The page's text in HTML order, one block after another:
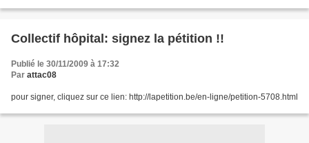
Collectif hôpital: signez la pétition !!
Publié le 30/11/2009 à 17:32
Par attac08
pour signer, cliquez sur ce lien: http://lapetition.be/en-ligne/petition-5708.html